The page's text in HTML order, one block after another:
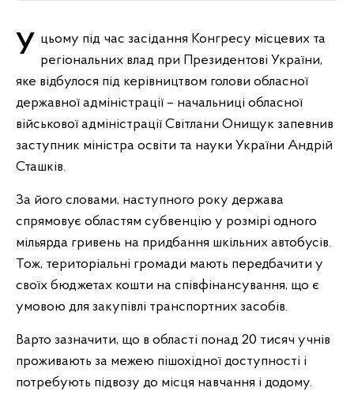
У цьому під час засідання Конгресу місцевих та регіональних влад при Президентові України,
яке відбулося під керівництвом голови обласної
державної адміністрації – начальниці обласної
військової адміністрації Світлани Онищук запевнив
заступник міністра освіти та науки України Андрій
Сташків.
За його словами, наступного року держава
спрямовує областям субвенцію у розмірі одного
мільярда гривень на придбання шкільних автобусів.
Тож, територіальні громади мають передбачити у
своїх бюджетах кошти на співфінансування, що є
умовою для закупівлі транспортних засобів.
Варто зазначити, що в області понад 20 тисяч учнів
проживають за межею пішохідної доступності і
потребують підвозу до місця навчання і додому.